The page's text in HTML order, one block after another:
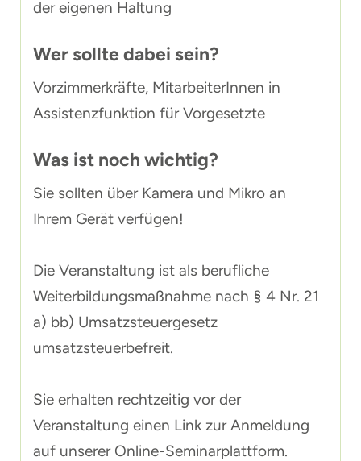
der eigenen Haltung
Wer sollte dabei sein?
Vorzimmerkräfte, MitarbeiterInnen in
Assistenzfunktion für Vorgesetzte
Was ist noch wichtig?
Sie sollten über Kamera und Mikro an
Ihrem Gerät verfügen!
Die Veranstaltung ist als berufliche
Weiterbildungsmaßnahme nach § 4 Nr. 21
a) bb) Umsatzsteuergesetz
umsatzsteuerbefreit.
Sie erhalten rechtzeitig vor der
Veranstaltung einen Link zur Anmeldung
auf unserer Online-Seminarplattform.